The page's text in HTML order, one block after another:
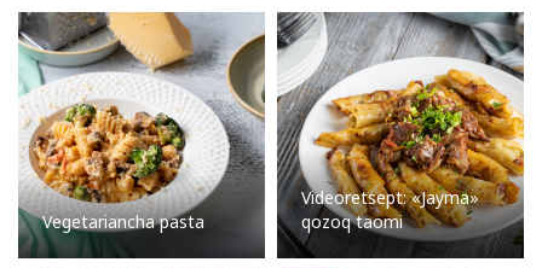
Vegetariancha pasta
Videoretsept: «Jayma»
qozoq taomi